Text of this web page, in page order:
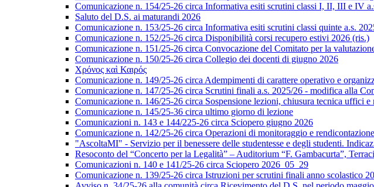
Comunicazione n. 154/25-26 circa Informativa esiti scrutini classi I, II, III e IV
Saluto del D.S. ai maturandi 2026
Comunicazione n. 153/25-26 circa Informativa esiti scrutini classi quinte a.s.
Comunicazione n. 152/25-26 circa Disponibilità corsi recupero estivi 2026 (ris.)
Comunicazione n. 151/25-26 circa Convocazione del Comitato per la
Comunicazione n. 150/25-26 circa Collegio dei docenti di giugno 2026
Χρόνος καὶ Καιρός
Comunicazione n. 149/25-26 circa Adempimenti di carattere operativo e
Comunicazione n. 147/25-26 circa Scrutini finali a.s. 2025/26 - modifica alla
Comunicazione n. 146/25-26 circa Sospensione lezioni, chiusura tecnica uffici e
Comunicazione n. 145/25-36 circa ultimo giorno di lezione
Comunicazioni n. 143 e 144/225-26 circa Sciopero giugno 2026
Comunicazione n. 142/25-26 circa Operazioni di monitoraggio e
"AscoltaMI" - Servizio per il benessere delle studentesse e degli studenti.
Resoconto del “Concerto per la Legalità” – Auditorium “F. Gambacurta”,
Comunicazioni n. 140 e 141/25-26 circa Sciopero 2026_05_29
Comunicazione n. 139/25-26 circa Istruzioni per scrutini finali anno scolastico